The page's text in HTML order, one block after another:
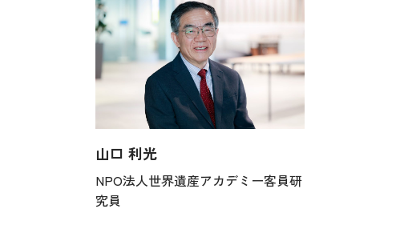
山口 利光
NPO法人世界遺産アカデミー客員研
究員